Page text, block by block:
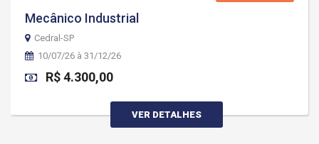
Mecânico Industrial
Cedral-SP
10/07/26 à 31/12/26
R$ 4.300,00
VER DETALHES